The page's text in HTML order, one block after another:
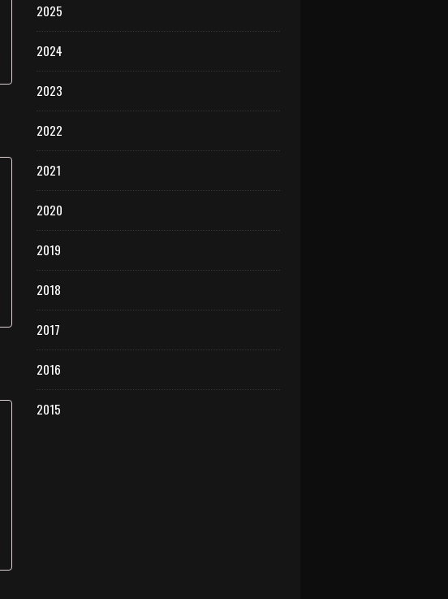
2025
2024
2023
2022
2021
2020
2019
2018
2017
2016
2015